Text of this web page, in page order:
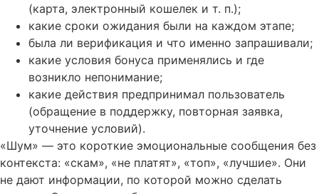
(карта, электронный кошелек и т. п.);
какие сроки ожидания были на каждом этапе;
была ли верификация и что именно запрашивали;
какие условия бонуса применялись и где
возникло непонимание;
какие действия предпринимал пользователь
(обращение в поддержку, повторная заявка,
уточнение условий).
«Шум» — это короткие эмоциональные сообщения без
контекста: «скам», «не платят», «топ», «лучшие». Они
не дают информации, по которой можно сделать